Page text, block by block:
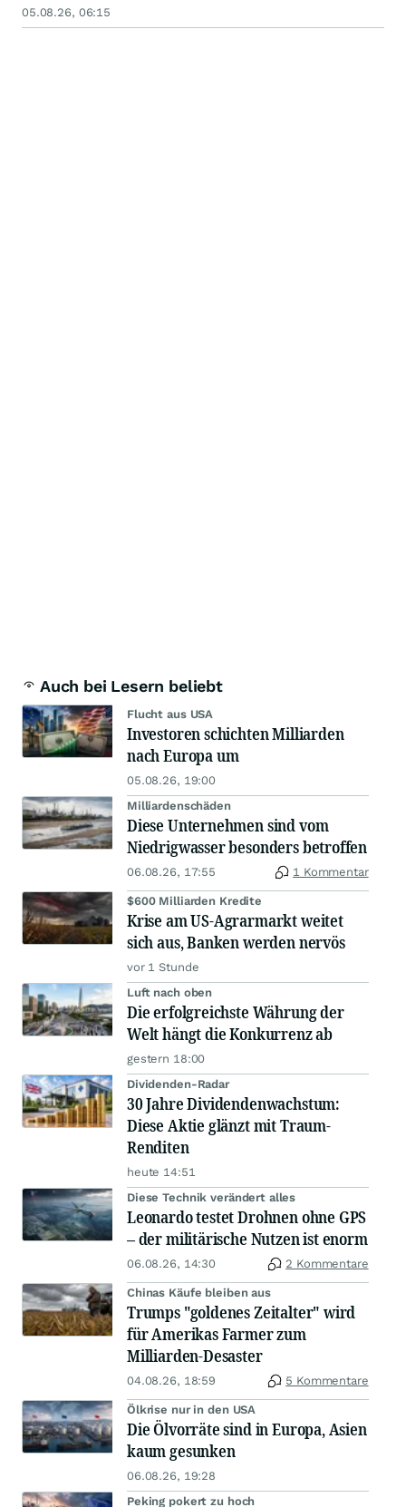
05.08.26, 06:15
Auch bei Lesern beliebt
Flucht aus USA
Investoren schichten Milliarden
nach Europa um
05.08.26, 19:00
Milliardenschäden
Diese Unternehmen sind vom
Niedrigwasser besonders betroffen
06.08.26, 17:55 1 Kommentar
$600 Milliarden Kredite
Krise am US-Agrarmarkt weitet
sich aus, Banken werden nervös
vor 1 Stunde
Luft nach oben
Die erfolgreichste Währung der
Welt hängt die Konkurrenz ab
gestern 18:00
Dividenden-Radar
30 Jahre Dividendenwachstum:
Diese Aktie glänzt mit Traum-
Renditen
heute 14:51
Diese Technik verändert alles
Leonardo testet Drohnen ohne GPS
– der militärische Nutzen ist enorm
06.08.26, 14:30 2 Kommentare
Chinas Käufe bleiben aus
Trumps "goldenes Zeitalter" wird
für Amerikas Farmer zum
Milliarden-Desaster
04.08.26, 18:59 5 Kommentare
Ölkrise nur in den USA
Die Ölvorräte sind in Europa, Asien
kaum gesunken
06.08.26, 19:28
Peking pokert zu hoch